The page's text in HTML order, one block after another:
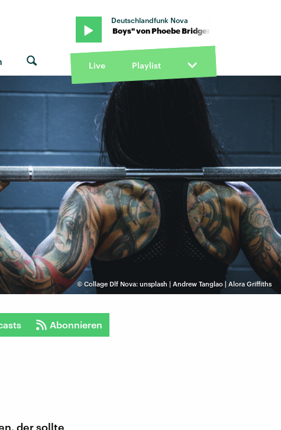
Deutschlandfunk Nova
Bridgers · "Lost Boys" von Phoebe Bridgers · "Lost Boys" von
Live Playlist
© Collage Dlf Nova: unsplash | Andrew Tanglao | Alora Griffiths
Abonnieren
der sollte